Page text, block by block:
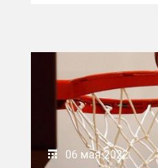
06 мая 2022